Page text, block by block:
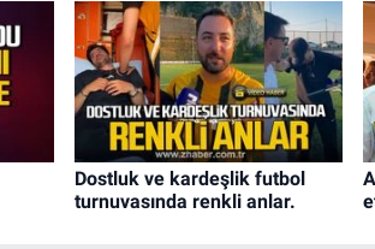
Dostluk ve kardeşlik futbol
turnuvasında renkli anlar.